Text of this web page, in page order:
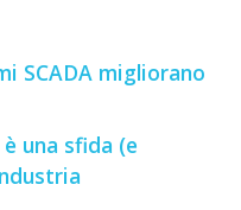
SCADA migliorano
una sfida (e